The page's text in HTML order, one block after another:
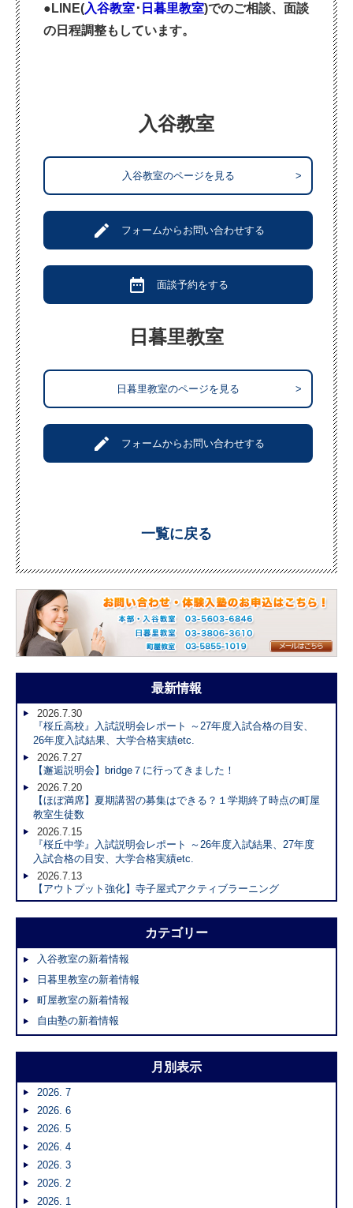
●LINE(入谷教室･ 日暮里教室)でのご相談、面談
の日程調整もしています。
入谷教室
入谷教室のページを見る >
create フォームからお問い合わせする
date_range 面談予約をする
日暮里教室
日暮里教室のページを見る >
create フォームからお問い合わせする
一覧に戻る
最新情報
2026.7.30
『桜丘高校』入試説明会レポート ～27年度入試合格の目安、
26年度入試結果、大学合格実績etc.
2026.7.27
【邂逅説明会】bridge７に行ってきました！
2026.7.20
【ほぼ満席】夏期講習の募集はできる？１学期終了時点の町屋
教室生徒数
2026.7.15
『桜丘中学』入試説明会レポート ～26年度入試結果、27年度
入試合格の目安、大学合格実績etc.
2026.7.13
【アウトプット強化】寺子屋式アクティブラーニング
カテゴリー
入谷教室の新着情報
日暮里教室の新着情報
町屋教室の新着情報
自由塾の新着情報
月別表示
2026. 7
2026. 6
2026. 5
2026. 4
2026. 3
2026. 2
2026. 1